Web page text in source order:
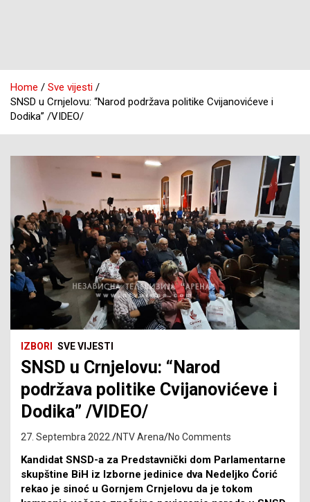
Home
Sve vijesti
SNSD u Crnjelovu: “Narod podržava politike Cvijanovićeve i
Dodika” /VIDEO/
IZBORI SVE VIJESTI
SNSD u Crnjelovu: “Narod
podržava politike Cvijanovićeve i
Dodika” /VIDEO/
27. Septembra 2022. NTV Arena No Comments
Kandidat SNSD-a za Predstavnički dom Parlamentarne
skupštine BiH iz Izborne jedinice dva Nedeljko Ćorić
rekao je sinoć u Gornjem Crnjelovu da je tokom